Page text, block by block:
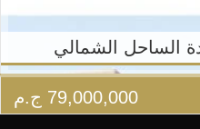
الساحل الشمالي
79,000,000 ج.م